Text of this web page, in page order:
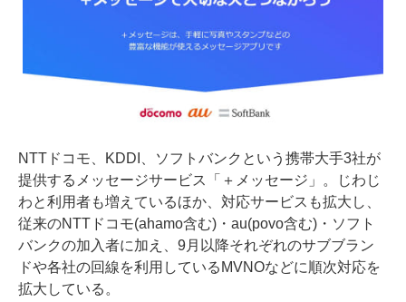
NTTドコモ、KDDI、ソフトバンクという携帯大手3社が
提供するメッセージサービス「＋メッセージ」。じわじ
わと利用者も増えているほか、対応サービスも拡大し、
従来のNTTドコモ(ahamo含む)・au(povo含む)・ソフト
バンクの加入者に加え、9月以降それぞれのサブブラン
ドや各社の回線を利用しているMVNOなどに順次対応を
拡大している。